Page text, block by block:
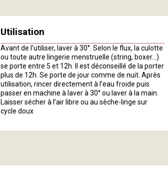
Utilisation
Avant de l’utiliser, laver à 30°. Selon le flux, la culotte
ou toute autre lingerie menstruelle (string, boxer…)
se porte entre 5 et 12h. Il est déconseillé de la porter
plus de 12h. Se porte de jour comme de nuit. Après
utilisation, rincer directement à l’eau froide puis
passer en machine à laver à 30° ou laver à la main.
Laisser sécher à l’air libre ou au sèche-linge sur
cycle doux